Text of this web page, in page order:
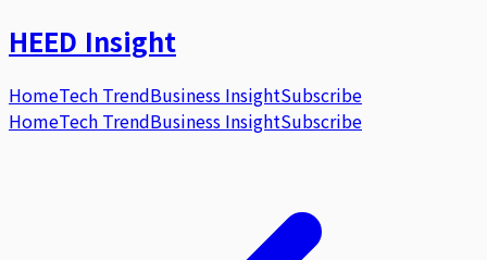
HEED Insight
HomeTech TrendBusiness InsightSubscribe
HomeTech TrendBusiness InsightSubscribe